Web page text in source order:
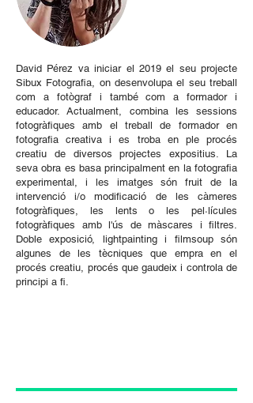
David Pérez va iniciar el 2019 el seu projecte
Sibux Fotografia, on desenvolupa el seu treball
com a fotògraf i també com a formador i
educador. Actualment, combina les sessions
fotogràfiques amb el treball de formador en
fotografia creativa i es troba en ple procés
creatiu de diversos projectes expositius. La
seva obra es basa principalment en la fotografia
experimental, i les imatges són fruit de la
intervenció i/o modificació de les càmeres
fotogràfiques, les lents o les pel·lícules
fotogràfiques amb l'ús de màscares i filtres.
Doble exposició, lightpainting i filmsoup són
algunes de les tècniques que empra en el
procés creatiu, procés que gaudeix i controla de
principi a fi.
Veure tots els cursos!